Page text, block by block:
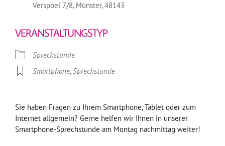
Verspoel 7/8, Münster, 48143
VERANSTALTUNGSTYP
Sprechstunde
Smartphone,Sprechstunde
Sie haben Fragen zu Ihrem Smartphone, Tablet oder zum
Internet allgemein? Gerne helfen wir Ihnen in unserer
Smartphone-Sprechstunde am Montag nachmittag weiter!